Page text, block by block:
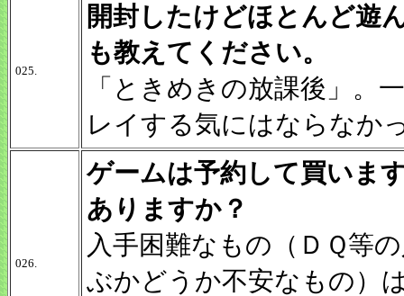
025.
開封したけどほとんど遊
も教えてください。
「ときめきの放課後」
レイする気にはならなか
026.
ゲームは予約して買いま
ありますか？
入手困難なもの（ＤＱ等
ぶかどうか不安なもの）